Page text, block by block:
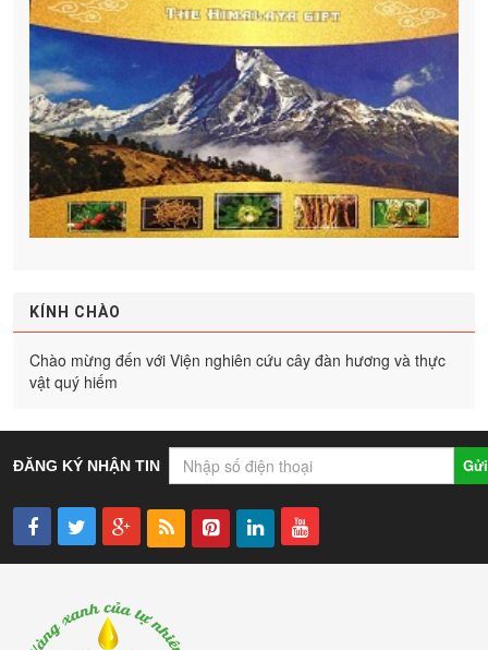
KÍNH CHÀO
Chào mừng đến với Viện nghiên cứu cây đàn hương và thực
vật quý hiếm
ĐĂNG KÝ NHẬN TIN Gửi